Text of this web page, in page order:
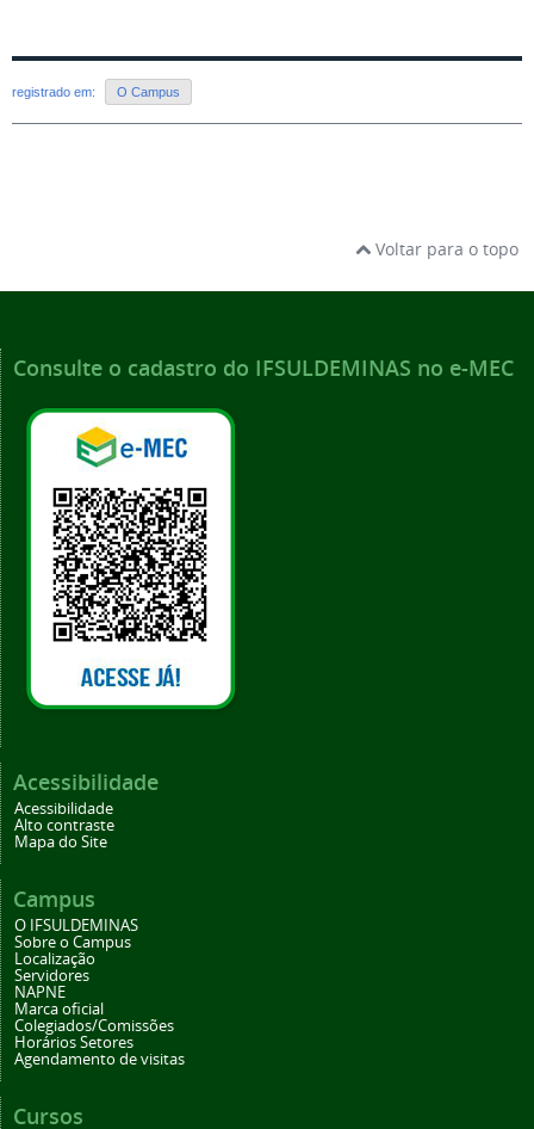
registrado em: O Campus
Voltar para o topo
Consulte o cadastro do IFSULDEMINAS no e-MEC
Acessibilidade
Acessibilidade
Alto contraste
Mapa do Site
Campus
O IFSULDEMINAS
Sobre o Campus
Localização
Servidores
NAPNE
Marca oficial
Colegiados/Comissões
Horários Setores
Agendamento de visitas
Cursos